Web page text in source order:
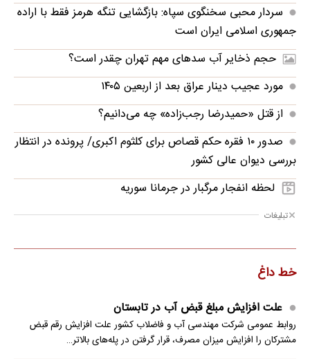
سردار محبی سخنگوی سپاه: بازگشایی تنگه‌ هرمز فقط با اراده
جمهوری اسلامی ایران است
حجم ذخایر آب سدهای مهم تهران چقدر است؟
مورد عجیب دینار عراق بعد از اربعین ۱۴۰۵
از قتل «حمیدرضا رجب‌زاده» چه می‌دانیم؟
صدور ۱۰ فقره حکم قصاص برای کلثوم اکبری/ پرونده در انتظار
بررسی دیوان عالی کشور
لحظه انفجار مرگبار در جرمانا سوریه
تبلیغات
خط داغ
علت افزایش مبلغ قبض آب در تابستان
روابط عمومی شرکت مهندسی آب و فاضلاب کشور علت افزایش رقم قبض
مشترکان را افزایش میزان مصرف، قرار گرفتن در پله‌های بالاتر…